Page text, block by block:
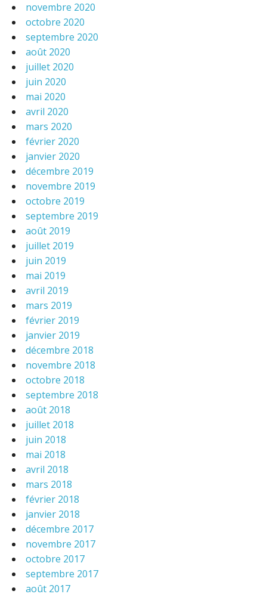
novembre 2020
octobre 2020
septembre 2020
août 2020
juillet 2020
juin 2020
mai 2020
avril 2020
mars 2020
février 2020
janvier 2020
décembre 2019
novembre 2019
octobre 2019
septembre 2019
août 2019
juillet 2019
juin 2019
mai 2019
avril 2019
mars 2019
février 2019
janvier 2019
décembre 2018
novembre 2018
octobre 2018
septembre 2018
août 2018
juillet 2018
juin 2018
mai 2018
avril 2018
mars 2018
février 2018
janvier 2018
décembre 2017
novembre 2017
octobre 2017
septembre 2017
août 2017